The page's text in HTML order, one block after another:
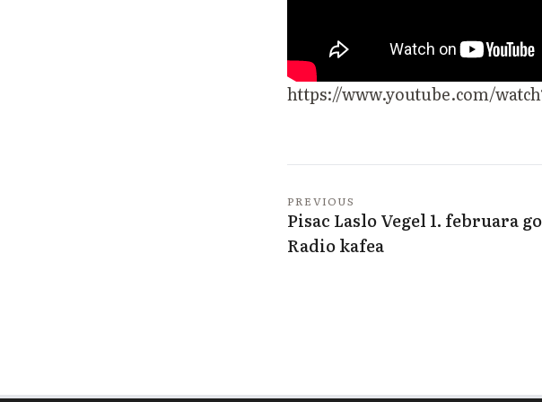
https://www.youtube.com/
PREVIOUS
Pisac Laslo Vegel 1. februara
Radio kafea